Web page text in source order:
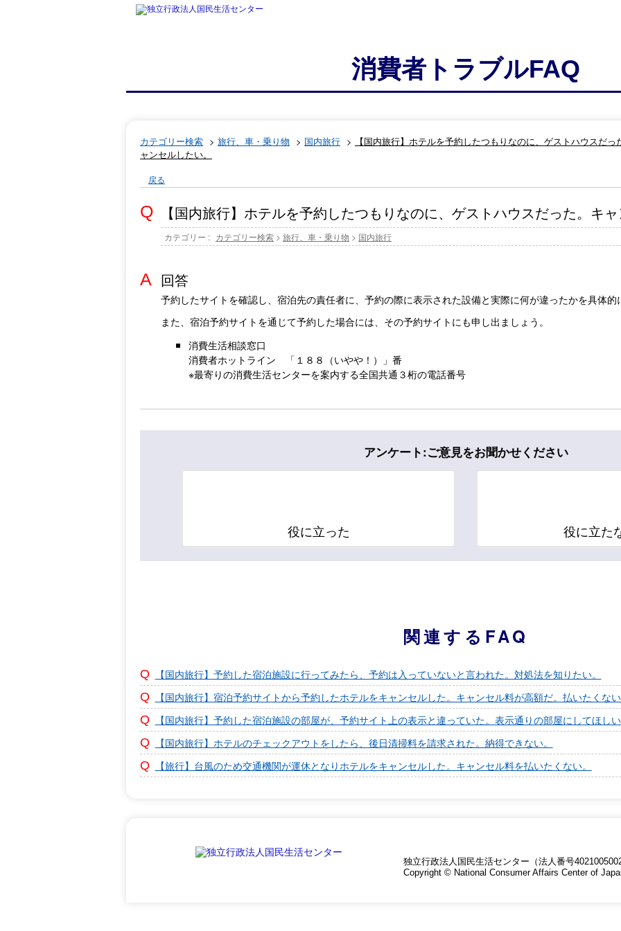
消費者トラブルFAQ
カテゴリー検索 > 旅行、車・乗り物 > 国内旅行 >
【国内旅行】ホテルを予約したつもりなのに、ゲストハウスだっ
ャンセルしたい。
戻る
【国内旅行】ホテルを予約したつもりなのに、ゲストハウスだった。キ
カテゴリー : カテゴリー検索 >旅行、車・乗り物 > 国内旅行
回答
予約したサイトを確認し、宿泊先の責任者に、予約の際に表示された設備と実際に何が違ったかを具体
また、宿泊予約サイトを通じて予約した場合には、その予約サイトにも申し出ましょう。
消費生活相談窓口
消費者ホットライン 「１８８（いやや！）」番
※最寄りの消費生活センターを案内する全国共通３桁の電話番号
アンケート:ご意見をお聞かせください
役に立った 役に立た
関連するFAQ
【国内旅行】予約した宿泊施設に行ってみたら、予約は入っていないと言われた。対処法を知りたい。
【国内旅行】宿泊予約サイトから予約したホテルをキャンセルした。キャンセル料が高額だ。払いたくな
【国内旅行】予約した宿泊施設の部屋が、予約サイト上の表示と違っていた。表示通りの部屋にしてほし
【国内旅行】ホテルのチェックアウトをしたら、後日清掃料を請求された。納得できない。
【旅行】台風のため交通機関が運休となりホテルをキャンセルした。キャンセル料を払いたくない。
独立行政法人国民生活センター（法人番号
Copyright © National Consumer Affairs Center of